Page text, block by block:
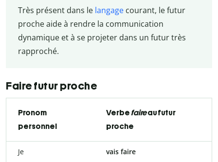
Très présent dans le langagecourant, le futur
proche aide à rendre la communication
dynamique et à se projeter dans un futur très
rapproché.
Faire futur proche
Pronom
personnel
Verbe faireau futur
proche
Je vais faire